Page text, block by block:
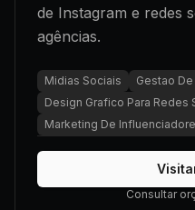
de Instagram e redes
agências.
Midias Sociais
Gestao
Design Grafico Para Redes
Marketing De
Consultar